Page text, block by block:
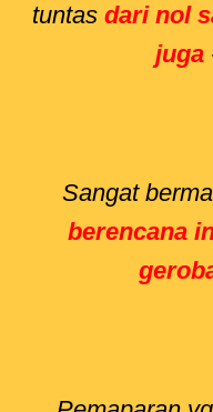
tuntas dari nol
juga
Sangat
berencana